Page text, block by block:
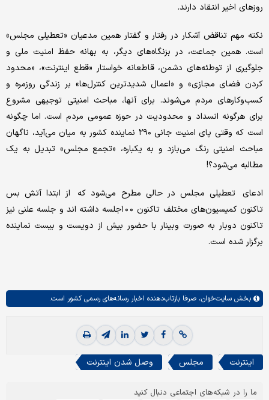
روزهای اخیر انتقاد دارند.
نکته مهم تناقض آشکار در رفتار و گفتار همین مدعیان «تعطیلی مجلس»
است. همین جماعت، در بزنگاه‌های دیگر، به بهانه حفظ امنیت ملی و
جلوگیری از توطئه‌های دشمن، قاطعانه خواستار «قطع اینترنت»، «محدود
کردن فضای مجازی» و «اعمال شدیدترین کنترل‌ها» بر زندگی روزمره و
کسب‌وکارهای مردم می‌شوند. برای آنها، مباحث امنیتی توجیهی مشروع
برای هرگونه انسداد و محدودیت در حوزه عمومی مردم است. اما چگونه
است که وقتی پای امنیت جانی ۲۹۰ نماینده کشور به میان می‌آید، ناگهان
مباحث امنیتی رنگ می‌بازد و به یکباره، «تجمع مجلس» تبدیل به یک
مطالبه می‌شود؟!
ادعای تعطیلی مجلس در حالی مطرح می‌شود که از ابتدا آتش بس
تاکنون کمیسیون‌های مختلف تاکنون ١٠٠جلسه داشته اند و جلسه علنی نیز
تاکنون دوبار به صورت وبینار با حضور بیش از دویست و بیست نماینده
برگزار شده است.
بخش سایت‌خوان، صرفا بازتاب‌دهنده اخبار رسانه‌های رسمی کشور است.
اینترنت مجلس وصل شدن اینترنت
ما را در شبکه‌های اجتماعی دنبال کنید